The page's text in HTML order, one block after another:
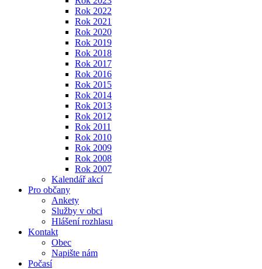
Rok 2022
Rok 2021
Rok 2020
Rok 2019
Rok 2018
Rok 2017
Rok 2016
Rok 2015
Rok 2014
Rok 2013
Rok 2012
Rok 2011
Rok 2010
Rok 2009
Rok 2008
Rok 2007
Kalendář akcí
Pro občany
Ankety
Služby v obci
Hlášení rozhlasu
Kontakt
Obec
Napište nám
Počasí